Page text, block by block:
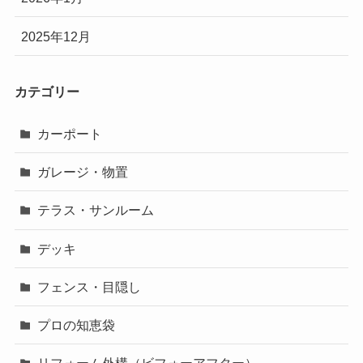
2025年12月
カテゴリー
カーポート
ガレージ・物置
テラス・サンルーム
デッキ
フェンス・目隠し
プロの知恵袋